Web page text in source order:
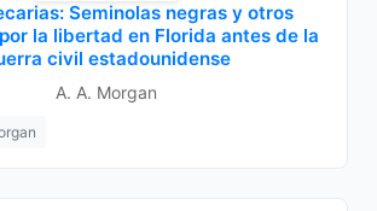
Seminolas negras y otros
la libertad en Florida antes de la
civil estadounidense
A. A. Morgan